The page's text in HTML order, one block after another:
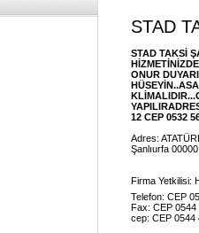
STAD
STAD TAKSİ
ONUR
12 CEP 0532
Adres:
Şanlıurfa 00000
Firma Yetkilisi:
Telefon: CEP
Fax: CEP 0544
cep: CEP 0544